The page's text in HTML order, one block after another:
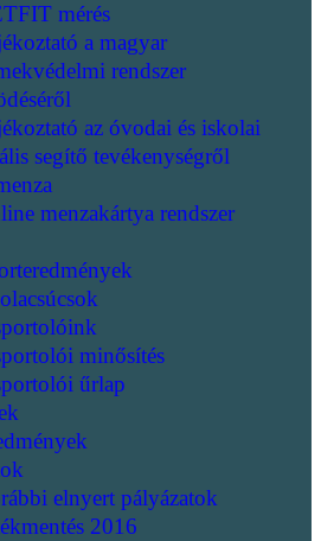
mérés
a magyar
rendszer
az óvodai és iskolai
segítő tevékenységről
menzakártya rendszer
minősítés
űrlap
elnyert pályázatok
2016